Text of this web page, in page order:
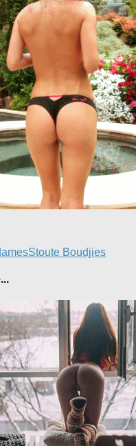
Stoute Boudjies